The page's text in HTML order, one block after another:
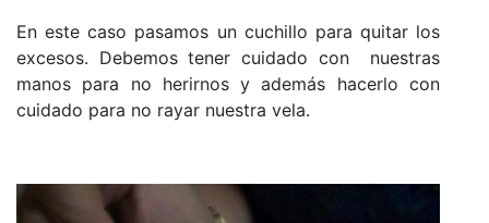
En este caso pasamos un cuchillo para quitar los
excesos. Debemos tener cuidado con nuestras
manos para no herirnos y además hacerlo con
cuidado para no rayar nuestra vela.